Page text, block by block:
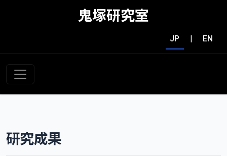
鬼塚研究室
JP | EN
研究成果